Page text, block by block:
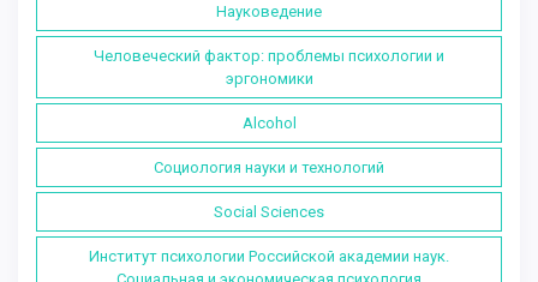
Науковедение
Человеческий фактор: проблемы психологии и
эргономики
Alcohol
Социология науки и технологий
Social Sciences
Институт психологии Российской академии наук.